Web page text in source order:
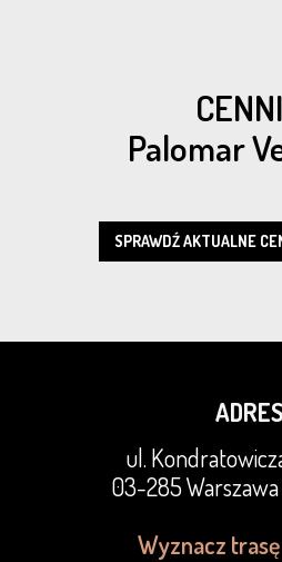
Palomar
SPRAWDŹ AKTUALNE
ADRES
ul. Kondratowicza
03-285
Wyznacz